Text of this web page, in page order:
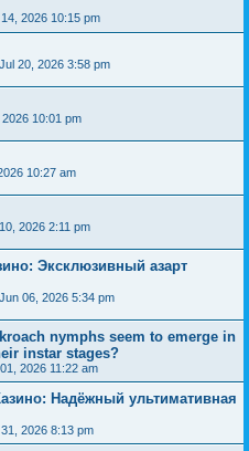
2026 10:15 pm
20, 2026 3:58 pm
10:01 pm
10:27 am
2026 2:11 pm
Эксклюзивный азарт
06, 2026 5:34 pm
nymphs seem to emerge in
instar stages?
2026 11:22 am
Надёжный ультимативная
2026 8:13 pm